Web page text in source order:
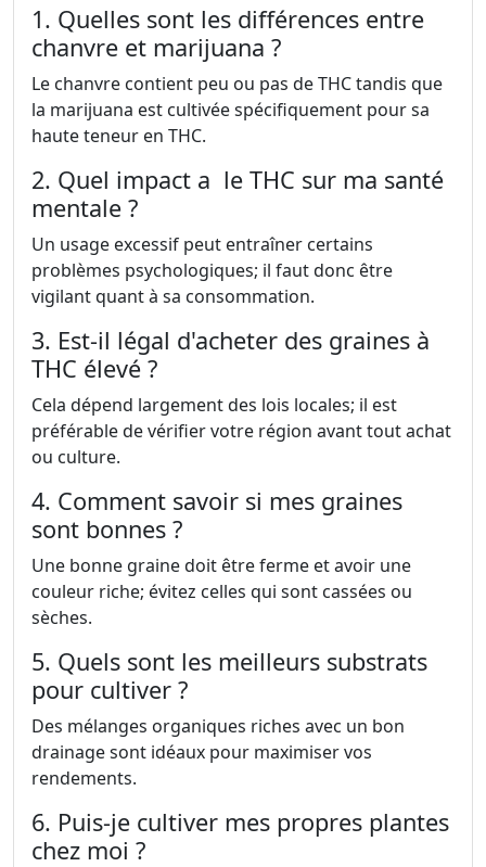
1. Quelles sont les différences entre
chanvre et marijuana ?
Le chanvre contient peu ou pas de THС tandis que
la marijuana est cultivée spécifiquement pour sa
haute teneur en THС.
2. Quel impact a le THС sur ma santé
mentale ?
Un usage excessif peut entraîner certains
problèmes psychologiques; il faut donc être
vigilant quant à sa consommation.
3. Est-il légal d'acheter des graines à
THС élevé ?
Cela dépend largement des lois locales; il est
préférable de vérifier votre région avant tout achat
ou culture.
4. Comment savoir si mes graines
sont bonnes ?
Une bonne graine doit être ferme et avoir une
couleur riche; évitez celles qui sont cassées ou
sèches.
5. Quels sont les meilleurs substrats
pour cultiver ?
Des mélanges organiques riches avec un bon
drainage sont idéaux pour maximiser vos
rendements.
6. Puis-je cultiver mes propres plantes
chez moi ?